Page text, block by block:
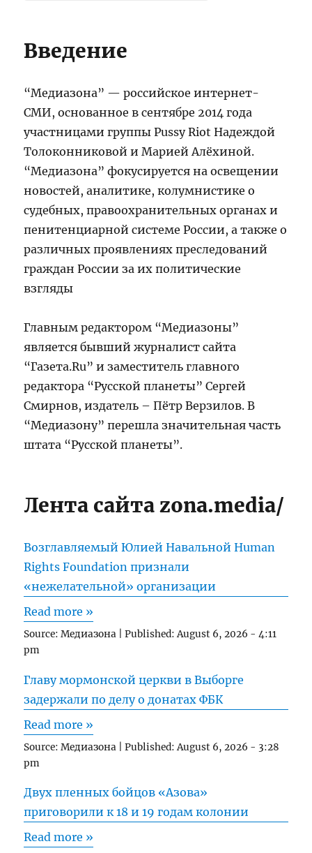
Введение
“Медиазона” — российское интернет-
СМИ, основанное в сентябре 2014 года
участницами группы Pussy Riot Надеждой
Толоконниковой и Марией Алёхиной.
“Медиазона” фокусируется на освещении
новостей, аналитике, колумнистике о
судебных, правоохранительных органах и
пенитенциарной системе России, а также о
различных проявлениях преследований
граждан России за их политические
взгляды
Главным редактором “Медиазоны”
является бывший журналист сайта
“Газета.Ru” и заместитель главного
редактора “Русской планеты” Сергей
Смирнов, издатель – Пётр Верзилов. В
“Медиазону” перешла значительная часть
штата “Русской планеты”.
Лента сайта zona.media/
Возглавляемый Юлией Навальной Human
Rights Foundation признали
«нежелательной» организации
Read more »
Source:Медиазона |Published:August 6, 2026 - 4:11
pm
Главу мормонской церкви в Выборге
задержали по делу о донатах ФБК
Read more »
Source:Медиазона |Published:August 6, 2026 - 3:28
pm
Двух пленных бойцов «Азова»
приговорили к 18 и 19 годам колонии
Read more »